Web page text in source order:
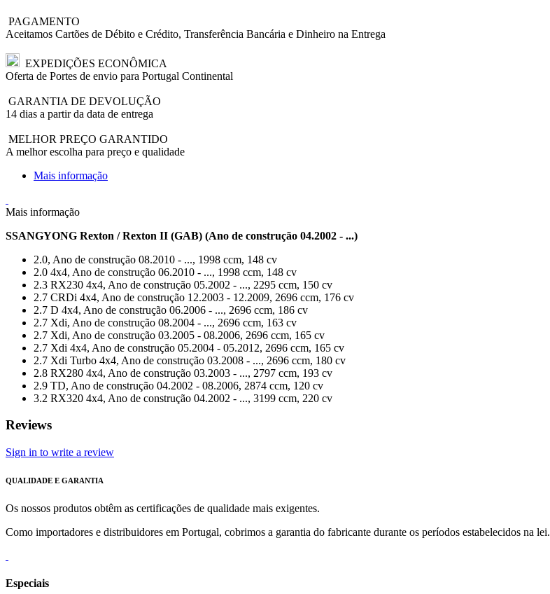
PAGAMENTO
Aceitamos Cartões de Débito e Crédito, Transferência Bancária e Dinheiro na Entrega
EXPEDIÇÕES ECONÔMICA
Oferta de Portes de envio para Portugal Continental
GARANTIA DE DEVOLUÇÃO
14 dias a partir da data de entrega
MELHOR PREÇO GARANTIDO
A melhor escolha para preço e qualidade
Mais informação
Mais informação
SSANGYONG Rexton / Rexton II (GAB) (Ano de construção 04.2002 - ...)
2.0, Ano de construção 08.2010 - ..., 1998 ccm, 148 cv
2.0 4x4, Ano de construção 06.2010 - ..., 1998 ccm, 148 cv
2.3 RX230 4x4, Ano de construção 05.2002 - ..., 2295 ccm, 150 cv
2.7 CRDi 4x4, Ano de construção 12.2003 - 12.2009, 2696 ccm, 176 cv
2.7 D 4x4, Ano de construção 06.2006 - ..., 2696 ccm, 186 cv
2.7 Xdi, Ano de construção 08.2004 - ..., 2696 ccm, 163 cv
2.7 Xdi, Ano de construção 03.2005 - 08.2006, 2696 ccm, 165 cv
2.7 Xdi 4x4, Ano de construção 05.2004 - 05.2012, 2696 ccm, 165 cv
2.7 Xdi Turbo 4x4, Ano de construção 03.2008 - ..., 2696 ccm, 180 cv
2.8 RX280 4x4, Ano de construção 03.2003 - ..., 2797 ccm, 193 cv
2.9 TD, Ano de construção 04.2002 - 08.2006, 2874 ccm, 120 cv
3.2 RX320 4x4, Ano de construção 04.2002 - ..., 3199 ccm, 220 cv
Reviews
Sign in to write a review
QUALIDADE E GARANTIA
Os nossos produtos obtêm as certificações de qualidade mais exigentes.
Como importadores e distribuidores em Portugal, cobrimos a garantia do fabricante durante os períodos estabelecidos na lei.
Especiais